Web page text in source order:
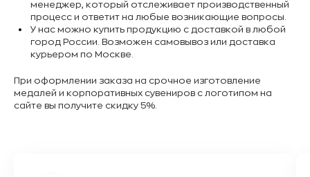
менеджер, который отслеживает производственный
процесс и ответит на любые возникающие вопросы.
У нас можно купить продукцию с доставкой в любой
город России. Возможен самовывоз или доставка
курьером по Москве.
При оформлении заказа на срочное изготовление
медалей и корпоративных сувениров с логотипом на
сайте вы получите скидку 5%.